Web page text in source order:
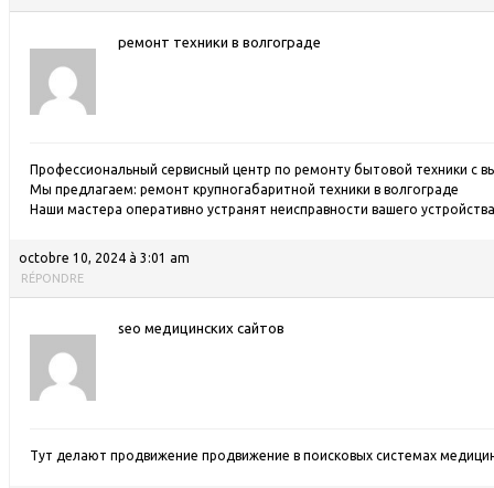
ремонт техники в волгограде
Профессиональный сервисный центр по ремонту бытовой техники с
Мы предлагаем: ремонт крупногабаритной техники в волгограде
Наши мастера оперативно устранят неисправности вашего
octobre 10, 2024 à 3:01 am
RÉPONDRE
seo медицинских сайтов
Тут делают продвижение продвижение в поисковых системах